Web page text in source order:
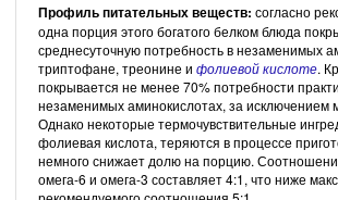
Профиль питательных веществ: согласно
одна порция этого богатого белком блюда
среднесуточную потребность в незаменимых
триптофане, треонине и фолиевой кислоте.
покрывается не менее 70% потребности
незаменимых аминокислотах, за исключением
Однако некоторые термочувствительные
фолиевая кислота, теряются в процессе
немного снижает долю на порцию.
омега-6 и омега-3 составляет 4:1, что ниже